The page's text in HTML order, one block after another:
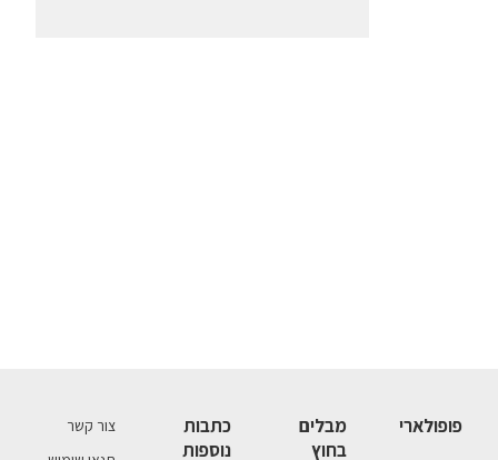
פופולארי
מבלים
בחוץ
כתבות
נוספות
צור קשר